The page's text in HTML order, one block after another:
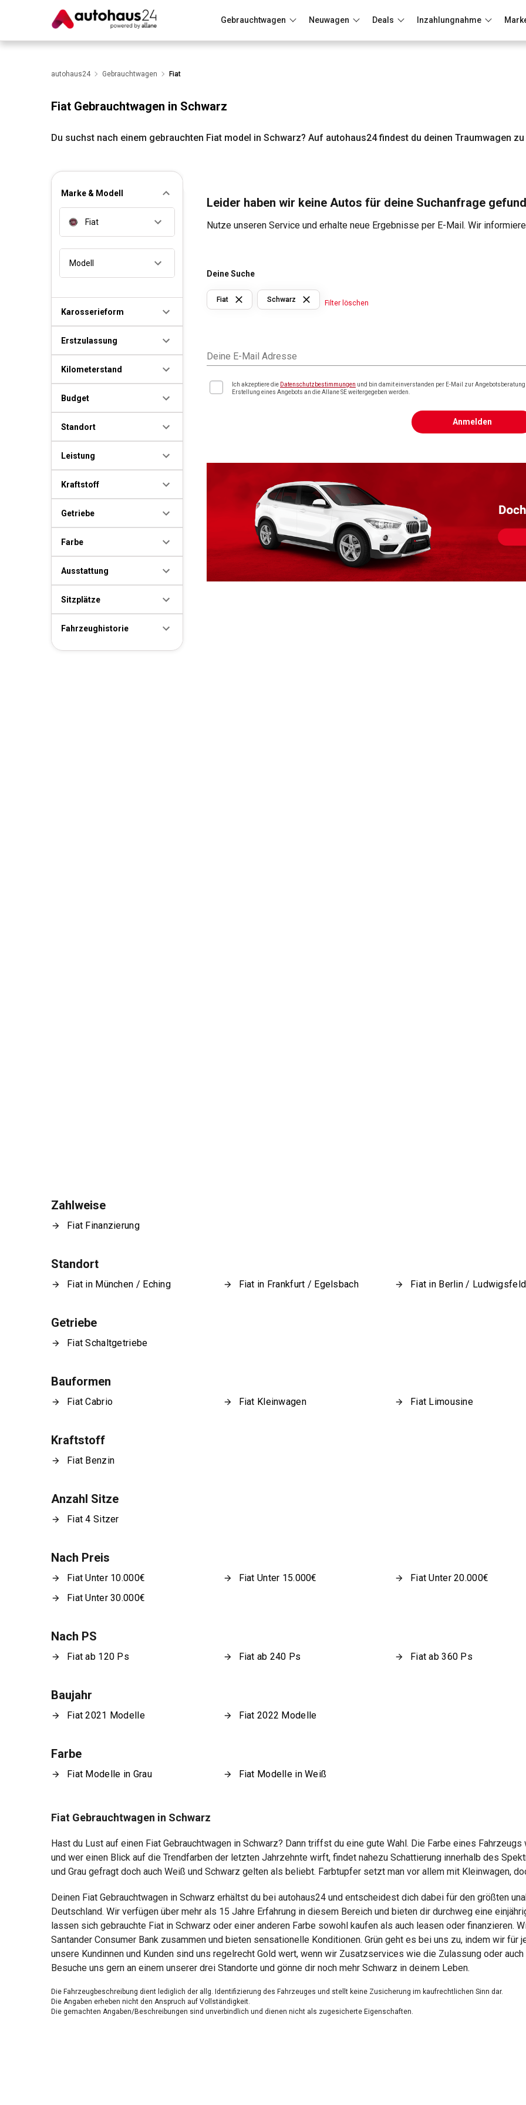
Gebrauchtwagen Neuwagen Deals Inzahlungnahme
Wir bewerten dein AutoRund um die Inzahlungnahme
autohaus24 Gebrauchtwagen Fiat
Fiat Gebrauchtwagen in Schwarz
Du suchst nach einem gebrauchten Fiat model in Schwarz? Auf autohaus24 findest du deinen Traumwagen
Marke & Modell
Fiat
Modell
Karosserieform
Erstzulassung
Kilometerstand
Budget
Standort
Leistung
Kraftstoff
Getriebe
Farbe
Ausstattung
Sitzplätze
Fahrzeughistorie
Leider haben wir keine Autos für deine Suchanfrage
Nutze unseren Service und erhalte neue Ergebnisse per E-Mail. Wir
Deine Suche
Fiat Schwarz Filter löschen
Deine E-Mail Adresse
Ich akzeptiere die Datenschutzbestimmungen und bin damit einverstanden per E-Mail zur
Erstellung eines Angebots an die Allane SE weitergegeben werden.
Anmelden
Zahlweise
Fiat Finanzierung
Standort
Fiat in München / Eching Fiat in Frankfurt / Egelsbach Fiat in Berlin /
Getriebe
Fiat Schaltgetriebe
Bauformen
Fiat Cabrio Fiat Kleinwagen Fiat Limousine
Kraftstoff
Fiat Benzin
Anzahl Sitze
Fiat 4 Sitzer
Nach Preis
Fiat Unter 10.000€ Fiat Unter 15.000€
Fiat Unter 20.000€
Fiat Unter 30.000€
Nach PS
Fiat ab 120 Ps Fiat ab 240 Ps Fiat ab 360 Ps
Baujahr
Fiat 2021 Modelle Fiat 2022 Modelle
Farbe
Fiat Modelle in Grau Fiat Modelle in Weiß
Fiat Gebrauchtwagen in Schwarz
Hast du Lust auf einen Fiat Gebrauchtwagen in Schwarz? Dann triffst du eine gute Wahl. Die Farbe eines
und wer einen Blick auf die Trendfarben der letzten Jahrzehnte wirft, findet nahezu Schattierung innerhalb des
und Grau gefragt doch auch Weiß und Schwarz gelten als beliebt. Farbtupfer setzt man vor allem mit Kleinwagen,
Deinen Fiat Gebrauchtwagen in Schwarz erhältst du bei autohaus24 und entscheidest dich dabei für den größten
Deutschland. Wir verfügen über mehr als 15 Jahre Erfahrung in diesem Bereich und bieten dir durchweg eine
lassen sich gebrauchte Fiat in Schwarz oder einer anderen Farbe sowohl kaufen als auch leasen oder finanzieren.
Santander Consumer Bank zusammen und bieten sensationelle Konditionen. Grün geht es bei uns zu, indem wir für
unsere Kundinnen und Kunden sind uns regelrecht Gold wert, wenn wir Zusatzservices wie die Zulassung oder
Besuche uns gern an einem unserer drei Standorte und gönne dir noch mehr Schwarz in deinem Leben.
Die Fahrzeugbeschreibung dient lediglich der allg. Identifizierung des Fahrzeuges und stellt keine Zusicherung im kaufrechtlichen Sinn dar.
Die Angaben erheben nicht den Anspruch auf Vollständigkeit.
Die gemachten Angaben/Beschreibungen sind unverbindlich und dienen nicht als zugesicherte Eigenschaften.